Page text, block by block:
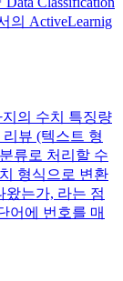
의 ActiveLearnig
의 수치 특징량
뷰 (텍스트 형
류로 처리할 수
형식으로 변환
왔는가, 라는 점
어에 번호를 매